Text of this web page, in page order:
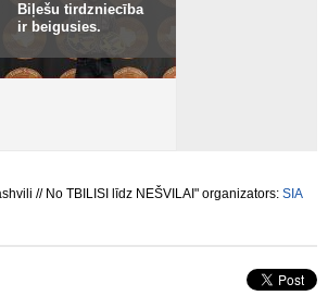
Biļešu tirdzniecība
ir beigusies.
// No TBILISI līdz NEŠVILAI" organizators: SIA